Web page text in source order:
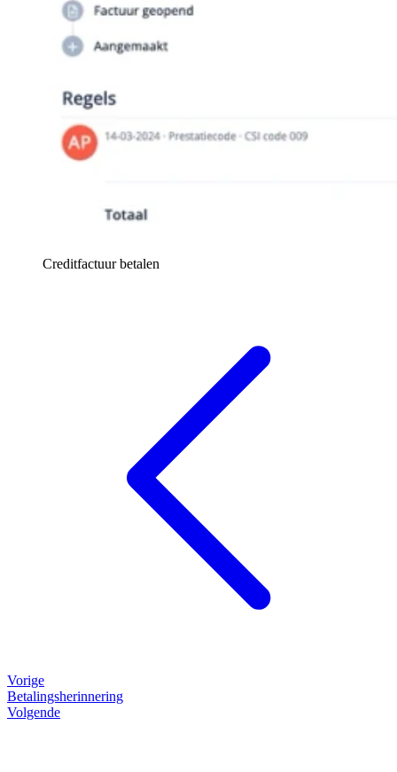
Creditfactuur betalen
Vorige
Betalingsherinnering
Volgende